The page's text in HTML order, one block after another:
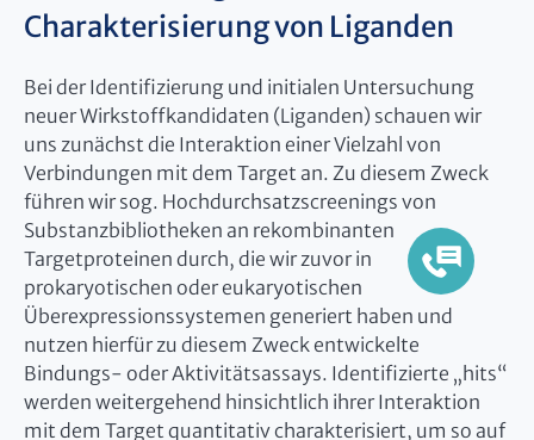
Charakterisierung von Liganden
Bei der Identifizierung und initialen Untersuchung
neuer Wirkstoffkandidaten (Liganden) schauen wir
uns zunächst die Interaktion einer Vielzahl von
Verbindungen mit dem Target an. Zu diesem Zweck
führen wir sog. Hochdurchsatzscreenings von
Substanzbibliotheken an rekombinanten
Targetproteinen durch, die wir zuvor in
prokaryotischen oder eukaryotischen
Überexpressionssystemen generiert haben und
nutzen hierfür zu diesem Zweck entwickelte
Bindungs- oder Aktivitätsassays. Identifizierte „hits“
werden weitergehend hinsichtlich ihrer Interaktion
mit dem Target quantitativ charakterisiert, um so auf